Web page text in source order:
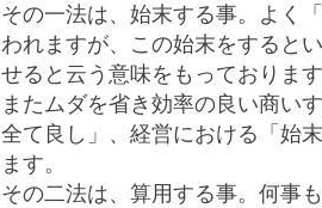
その一法は、始末する事。よく
われますが、この始末をすると
せると云う意味をもっておりま
またムダを省き効率の良い商い
全て良し」、経営における「始
ます。
その二法は、算用する事。何事